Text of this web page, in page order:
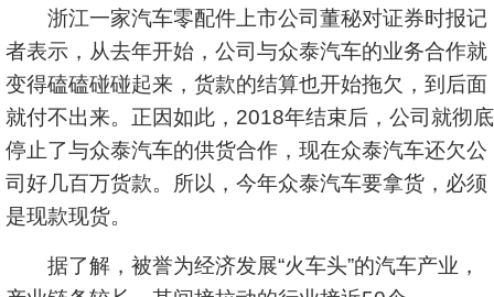
浙江一家汽车零配件上市公司董秘对证券时报记
者表示，从去年开始，公司与众泰汽车的业务合作就
变得磕磕碰碰起来，货款的结算也开始拖欠，到后面
就付不出来。正因如此，2018年结束后，公司就彻底
停止了与众泰汽车的供货合作，现在众泰汽车还欠公
司好几百万货款。所以，今年众泰汽车要拿货，必须
是现款现货。
据了解，被誉为经济发展“火车头”的汽车产业，